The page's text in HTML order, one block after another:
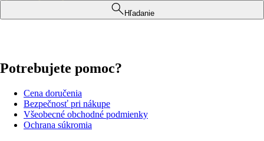
Hľadanie
Potrebujete pomoc?
Cena doručenia
Bezpečnosť pri nákupe
Všeobecné obchodné podmienky
Ochrana súkromia